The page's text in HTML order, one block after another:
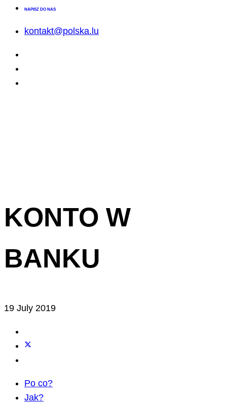
NAPISZ DO NAS
kontakt@polska.lu
KONTO W
BANKU
19 July 2019
Po co?
Jak?